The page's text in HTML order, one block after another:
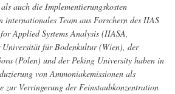
auch die Implementierungskosten
internationales Team aus Forschern des IIAS
Applied Systems Analysis (IIASA,
für Bodenkultur (Wien), der
(Polen) und der Peking University haben in
von Ammoniakemissionen als
zur Verringerung der Feinstaubkonzentration